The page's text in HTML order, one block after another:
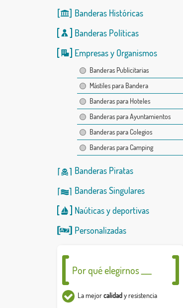
Banderas Históricas
Banderas Políticas
Empresas y Organismos
Banderas Publicitarias
Mástiles para Bandera
Banderas para Hoteles
Banderas para Ayuntamientos
Banderas para Colegios
Banderas para Camping
Banderas Piratas
Banderas Singulares
Naúticasydeportivas
Personalizadas
Por qué elegirnos ___
La mejorcalidady resistencia